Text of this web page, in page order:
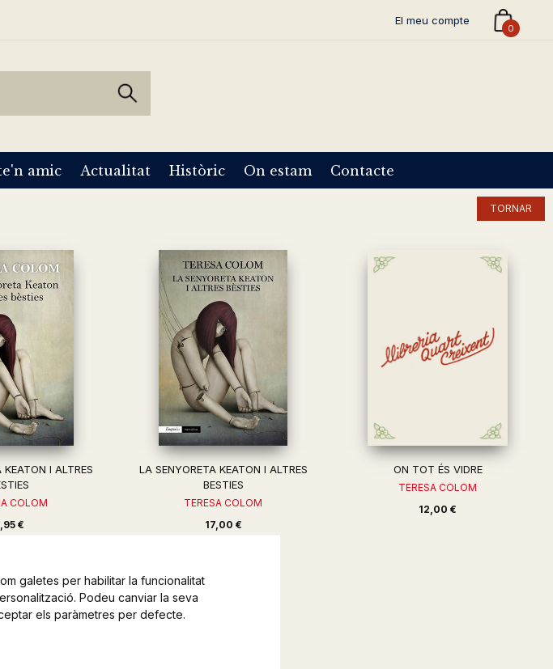
El meu compte
0
amic Actualitat Històric On estam Contacte
TORNAR
KEATON I ALTRES
COLOM
€
LA SENYORETA KEATON I ALTRES
BESTIES
TERESA COLOM
17,00 €
ON TOT ÉS VIDRE
TERESA COLOM
12,00 €
galetes per habilitar la funcionalitat
Podeu canviar la seva
els paràmetres per defecte.